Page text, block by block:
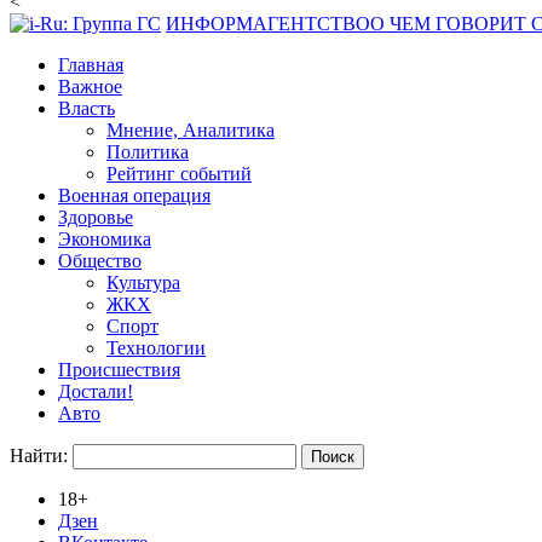
ИНФОРМАГЕНТСТВОО ЧЕМ ГОВОРИТ
Главная
Важное
Власть
Мнение, Аналитика
Политика
Рейтинг событий
Военная операция
Здоровье
Экономика
Общество
Культура
ЖКХ
Спорт
Технологии
Происшествия
Достали!
Авто
Найти:
18+
Дзен